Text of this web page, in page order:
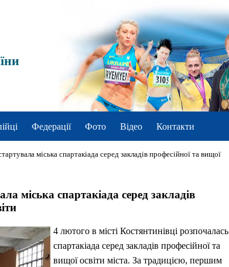
Федерації Фото Відео Контакти
міська спартакіада серед закладів професійної та вищої
міська спартакіада серед закладів
4 лютого в місті Костянтинівці розпочалась
спартакіада серед закладів професійної та
вищої освіти міста. За традицією, першим